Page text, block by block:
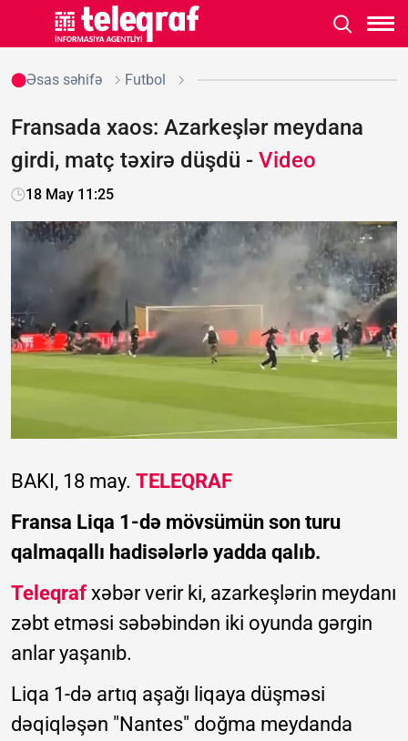
Əsas səhifə Futbol
Fransada xaos: Azarkeşlər meydana
girdi, matç təxirə düşdü - Video
18 May 11:25
BAKI, 18 may. TELEQRAF
Fransa Liqa 1-də mövsümün son turu
qalmaqallı hadisələrlə yadda qalıb.
Teleqraf xəbər verir ki, azarkeşlərin meydanı
zəbt etməsi səbəbindən iki oyunda gərgin
anlar yaşanıb.
Liqa 1-də artıq aşağı liqaya düşməsi
dəqiqləşən "Nantes" doğma meydanda